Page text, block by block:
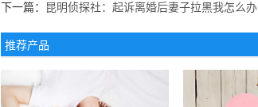
下一篇：
昆明侦探社：起诉离婚后妻子拉黑我怎么办
推荐产品